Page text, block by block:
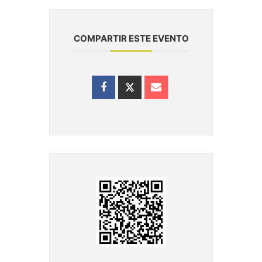
COMPARTIR ESTE EVENTO